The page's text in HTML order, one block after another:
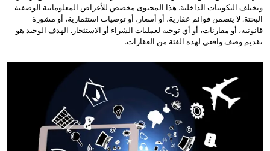
وتختلف التكوينات الداخلية. هذا المحتوى مخصص للأغراض المعلوماتية الوصفية
البحتة. لا يتضمن قوائم عقارية، أو أسعار، أو توصيات استثمارية، أو مشورة
قانونية، أو مقارنات، أو أي توجيه لعمليات الشراء أو الاستئجار. الهدف الوحيد هو
تقديم وصف واقعي لهذه الفئة من العقارات.